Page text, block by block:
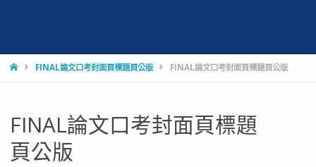
HOMEFINAL論文口考封面頁標題頁公版 FINAL論文口考封面頁標題頁公版
FINAL論文口考封面頁標題
頁公版